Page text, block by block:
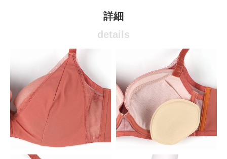
詳細
details